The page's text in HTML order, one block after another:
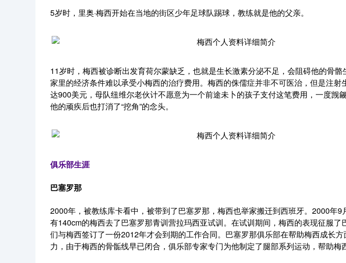
5岁时，里奥·梅西开始在当地的街区少年足球队踢球，教练就是他的父亲。
11岁时，梅西被诊断出发育荷尔蒙缺乏，也就是生长激素分泌不足，会阻碍他的骨骼
家里的经济条件难以承受小梅西的治疗费用。梅西的侏儒症并非不可医治，但是注射
达900美元，母队纽维尔老伙计不愿意为一个前途未卜的孩子支付这笔费用，一度觊
他的顽疾后也打消了“挖角”的念头。
俱乐部生涯
巴塞罗那
2000年，被教练库卡看中，被带到了巴塞罗那，梅西也举家搬迁到西班牙。2000年9
有140cm的梅西去了巴塞罗那青训营拉玛西亚试训。在试训期间，梅西的表现征服了
们与梅西签订了一份2012年才会到期的工作合同。巴塞罗那俱乐部在帮助梅西成长
力，由于梅西的骨骺线早已闭合，俱乐部专家专门为他制定了腿部系列运动，帮助梅